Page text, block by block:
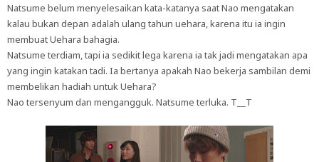
Natsume belum menyelesaikan kata-katanya saat Nao mengatakan
kalau bukan depan adalah ulang tahun uehara, karena itu ia ingin
membuat Uehara bahagia.
Natsume terdiam, tapi ia sedikit lega karena ia tak jadi mengatakan apa
yang ingin katakan tadi. Ia bertanya apakah Nao bekerja sambilan demi
membelikan hadiah untuk Uehara?
Nao tersenyum dan mengangguk. Natsume terluka. T__T